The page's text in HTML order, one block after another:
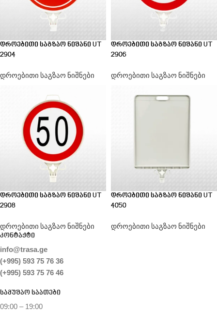
დროებითი საგზაო ნიშანი UT
2904
დროებითი საგზაო ნიშნები
დროებითი საგზაო ნიშანი UT
2906
დროებითი საგზაო ნიშნები
დროებითი საგზაო ნიშანი UT
2908
დროებითი საგზაო ნიშნები
დროებითი საგზაო ნიშანი UT
4050
დროებითი საგზაო ნიშნები
კონტაქტი
info@trasa.ge
(+995) 593 75 76 36
(+995) 593 75 76 46
სამუშაო საათები
09:00 – 19:00